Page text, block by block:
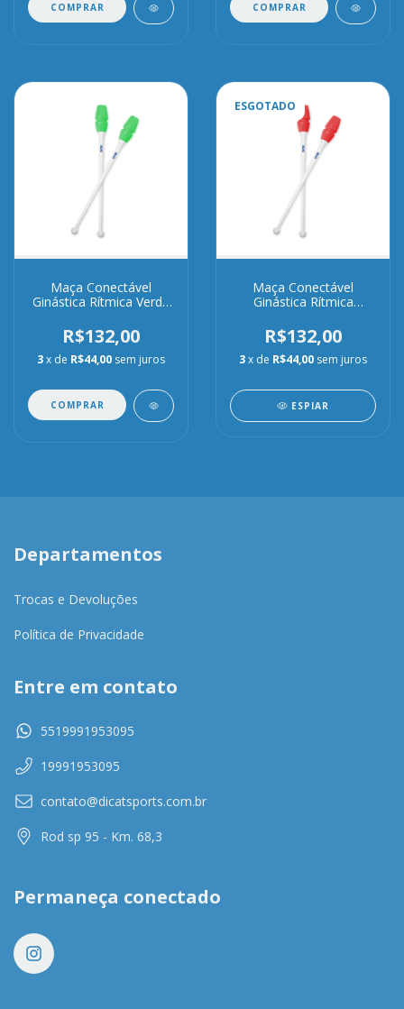
COMPRAR COMPRAR
Maça Conectável
Ginástica Rítmica Verde
R$132,00
3x de R$44,00 sem juros
COMPRAR
ESGOTADO
Maça Conectável
Ginástica Rítmica
R$132,00
3x de R$44,00 sem juros
ESPIAR
Departamentos
Trocas e Devoluções
Política de Privacidade
Entre em contato
5519991953095
19991953095
contato@dicatsports.com.br
Rod sp 95 - Km. 68,3
Permaneça conectado